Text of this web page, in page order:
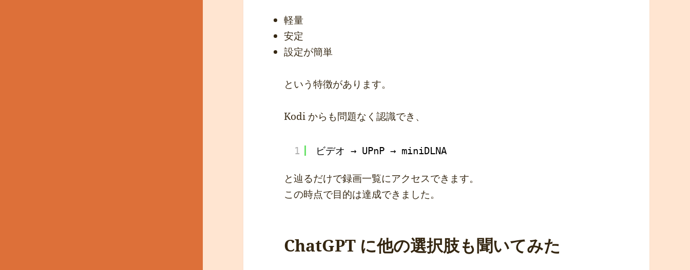
軽量
安定
設定が簡単
という特徴があります。
Kodi からも問題なく認識でき、
1 ビデオ → UPnP → miniDLNA
と辿るだけで録画一覧にアクセスできます。
この時点で目的は達成できました。
ChatGPT に他の選択肢も聞いてみた